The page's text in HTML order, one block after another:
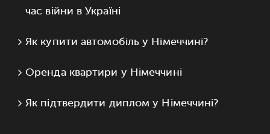
час війни в Україні
Як купити автомобіль у Німеччині?
Оренда квартири у Німеччині
Як підтвердити диплом у Німеччині?